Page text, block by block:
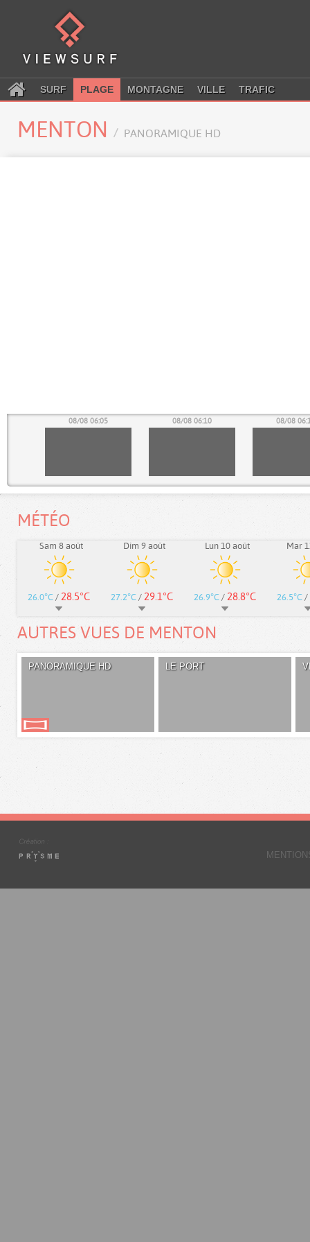
SURF PLAGE MONTAGNE VILLE TRAFIC
MENTON PANORAMIQUE HD
08/08 06:05 08/08 06:10 08/08
MÉTÉO
Sam 8 août
26.0°C / 28.5°C
Dim 9 août
27.2°C / 29.1°C
Lun 10 août
26.9°C / 28.8°C
Mar
26.5°C /
AUTRES VUES DE MENTON
PANORAMIQUE HD LE PORT